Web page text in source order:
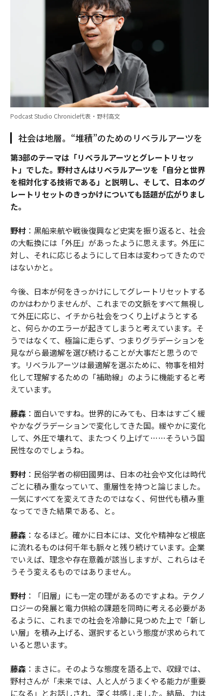
Podcast Studio Chronicle代表・野村高文
社会は地層。“堆積”のためのリベラルアーツを
――第3部のテーマは「リベラルアーツとグレートリセッ
ト」でした。野村さんはリベラルアーツを「自分と世界
を相対化する技術である」と説明し、そして、日本のグ
レートリセットのきっかけについても話題が広がりまし
た。
野村：黒船来航や戦後復興など史実を振り返ると、社会
の大転換には「外圧」があったように思えます。外圧に
対し、それに応じるようにして日本は変わってきたので
はないかと。
今後、日本が何をきっかけにしてグレートリセットする
のかはわかりませんが、これまでの文脈をすべて無視し
て外圧に応じ、イチから社会をつくり上げようとする
と、何らかのエラーが起きてしまうと考えています。そ
うではなくて、極論に走らず、つまりグラデーションを
見ながら最適解を選び続けることが大事だと思うので
す。リベラルアーツは最適解を選ぶために、物事を相対
化して理解するための「補助線」のように機能すると考
えています。
藤森：面白いですね。世界的にみても、日本はすごく緩
やかなグラデーションで変化してきた国。緩やかに変化
して、外圧で壊れて、またつくり上げて……そういう国
民性なのでしょうね。
野村：民俗学者の柳田國男は、日本の社会や文化は時代
ごとに積み重なっていて、重層性を持つと論じました。
一気にすべてを変えてきたのではなく、何世代も積み重
なってできた結果である、と。
藤森：なるほど。確かに日本には、文化や精神など根底
に流れるものは何千年も脈々と残り続けています。企業
でいえば、理念や存在意義が該当しますが、これらはそ
うそう変えるものではありません。
野村：「旧層」にも一定の理があるのですよね。テクノ
ロジーの発展と電力供給の課題を同時に考える必要があ
るように、これまでの社会を冷静に見つめた上で「新し
い層」を積み上げる、選択するという態度が求められて
いると思います。
藤森：まさに。そのような態度を語る上で、収録では、
野村さんが「未来では、人と人がうまくやる能力が重要
になる」とお話しされ、深く共感しました。結局、力は